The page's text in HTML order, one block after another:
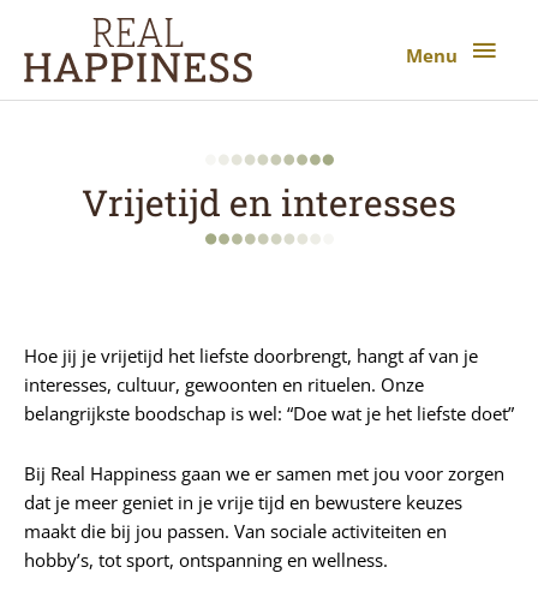
inhoud
Menu
Vrijetijd en interesses
Hoe jij je vrijetijd het liefste doorbrengt, hangt af van je
interesses, cultuur, gewoonten en rituelen. Onze
belangrijkste boodschap is wel: “Doe wat je het liefste doet”
Bij Real Happiness gaan we er samen met jou voor zorgen
dat je meer geniet in je vrije tijd en bewustere keuzes
maakt die bij jou passen. Van sociale activiteiten en
hobby’s, tot sport, ontspanning en wellness.